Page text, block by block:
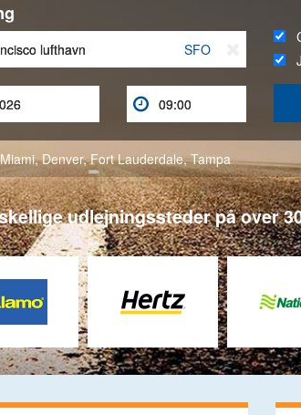
SFO

Miami,Denver,Fort Lauderdale,Tampa
udlejningssteder på over